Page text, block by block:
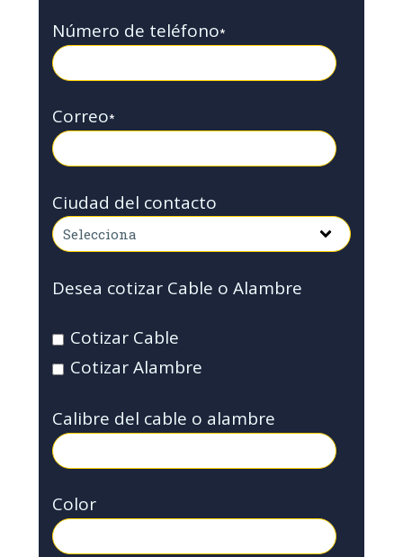
Número de teléfono*
Correo*
Ciudad del contacto
Desea cotizar Cable o Alambre
Cotizar Cable
Cotizar Alambre
Calibre del cable o alambre
Color